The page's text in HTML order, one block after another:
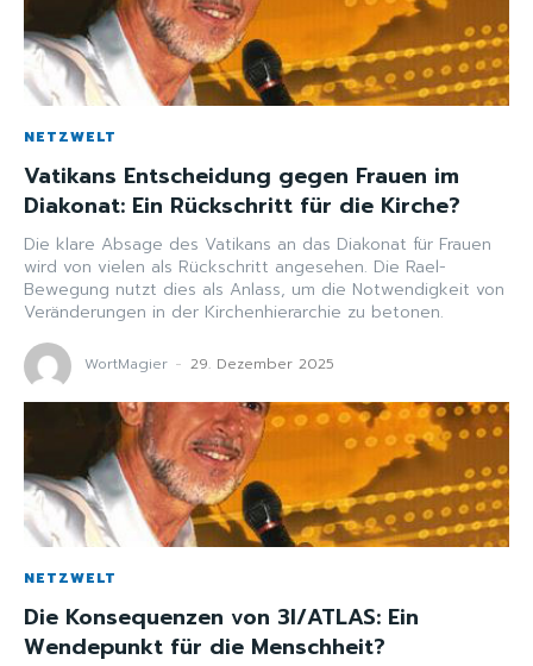
NETZWELT
Vatikans Entscheidung gegen Frauen im
Diakonat: Ein Rückschritt für die Kirche?
Die klare Absage des Vatikans an das Diakonat für Frauen
wird von vielen als Rückschritt angesehen. Die Rael-
Bewegung nutzt dies als Anlass, um die Notwendigkeit von
Veränderungen in der Kirchenhierarchie zu betonen.
WortMagier - 29. Dezember 2025
NETZWELT
Die Konsequenzen von 3I/ATLAS: Ein
Wendepunkt für die Menschheit?